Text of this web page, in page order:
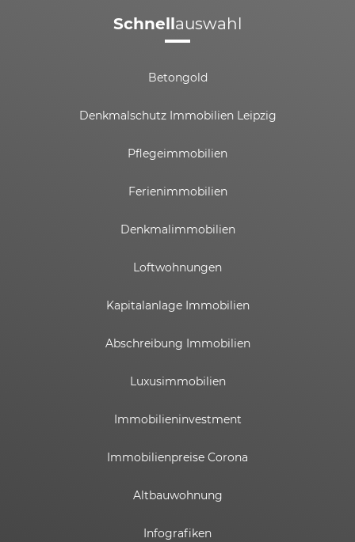
Schnellauswahl
Betongold
Denkmalschutz Immobilien Leipzig
Pflegeimmobilien
Ferienimmobilien
Denkmalimmobilien
Loftwohnungen
Kapitalanlage Immobilien
Abschreibung Immobilien
Luxusimmobilien
Immobilieninvestment
Immobilienpreise Corona
Altbauwohnung
Infografiken